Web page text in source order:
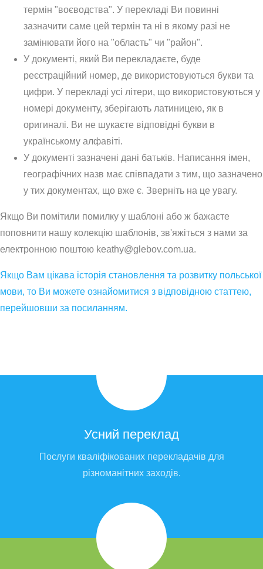
термін "воєводства". У перекладі Ви повинні
зазначити саме цей термін та ні в якому разі не
замінювати його на "область" чи "район".
У документі, який Ви перекладаєте, буде
реєстраційний номер, де використовуються букви та
цифри. У перекладі усі літери, що використовуються у
номері документу, зберігають латиницею, як в
оригиналі. Ви не шукаєте відповідні букви в
українському алфавіті.
У документі зазначені дані батьків. Написання імен,
географічних назв має співпадати з тим, що зазначено
у тих документах, що вже є. Зверніть на це увагу.
Якщо Ви помітили помилку у шаблоні або ж бажаєте
поповнити нашу колекцію шаблонів, зв'яжіться з нами за
електронною поштою keathy@glebov.com.ua.
Якщо Вам цікава історія становлення та розвитку польської
мови, то Ви можете ознайомитися з відповідною статтею,
перейшовши за посиланням.
Усний переклад
Послуги кваліфікованих перекладачів для
різноманітних заходів.